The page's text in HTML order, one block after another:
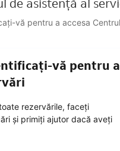
de asistență al
vă pentru a accesa
vă pentru
rezervările, faceți
și primiți ajutor dacă aveți